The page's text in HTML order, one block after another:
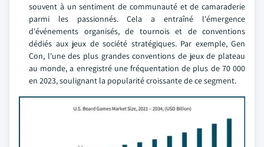
souvent à un sentiment de communauté et de camaraderie
parmi les passionnés. Cela a entraîné l'émergence
d'événements organisés, de tournois et de conventions
dédiés aux jeux de société stratégiques. Par exemple, Gen
Con, l'une des plus grandes conventions de jeux de plateau
au monde, a enregistré une fréquentation de plus de 70 000
en 2023, soulignant la popularité croissante de ce segment.